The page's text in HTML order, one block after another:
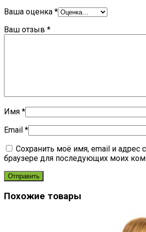
Ваша оценка *
Ваш отзыв *
Имя *
Email *
Сохранить моё имя, email и адрес
браузере для последующих моих
Похожие товары